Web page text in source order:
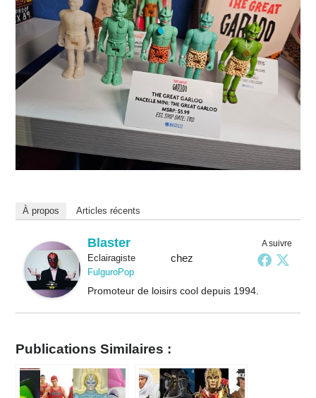
À propos Articles récents
A suivre
Blaster
Eclairagistechez
FulguroPop
Promoteur de loisirs cool depuis 1994.
Publications Similaires :